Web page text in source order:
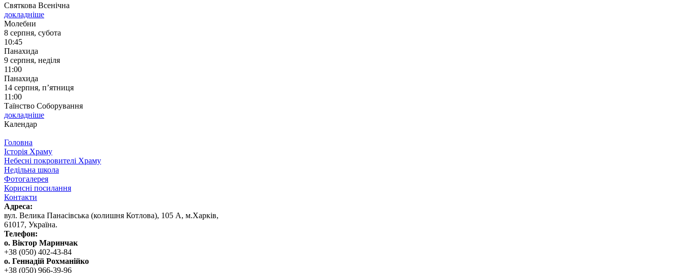
Святкова Всенічна
докладніше
Молебни
8 серпня, субота
10:45
Панахида
9 серпня, неділя
11:00
Панахида
14 серпня, п’ятниця
11:00
Таїнство Соборування
докладніше
Календар
Головна
Історія Храму
Небесні покровителі Храму
Недільна школа
Фотогалерея
Корисні посилання
Контакти
Адреса:
вул. ‬Велика Панасівська (колишня Котлова), ‬105‭ ‬А,‭ ‬м.Харків,
‬61017, ‬Україна.‎
Телефон:
о. Віктор Маринчак
+38 (050)‭ 402-43-84
о. Геннадій Рохманійко
+38 (050)‭ ‬966-39-96